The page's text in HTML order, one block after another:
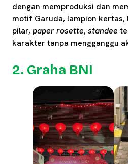
dengan memproduksi dan
motif Garuda, lampion kertas,
pilar,paper rosette,standee
karakter tanpa mengganggu
2. Graha BNI